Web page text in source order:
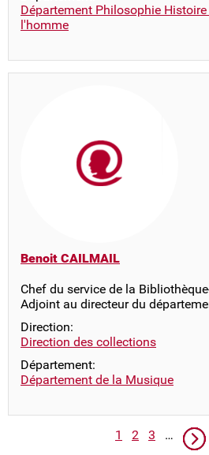
Département Philosophie
l'homme
Benoit CAILMAIL
Chef du service de la
Adjoint au directeur du
Direction:
Direction des collections
Département:
Département de la Musique
Pagination
Page
1 Page
2 Page
3 …